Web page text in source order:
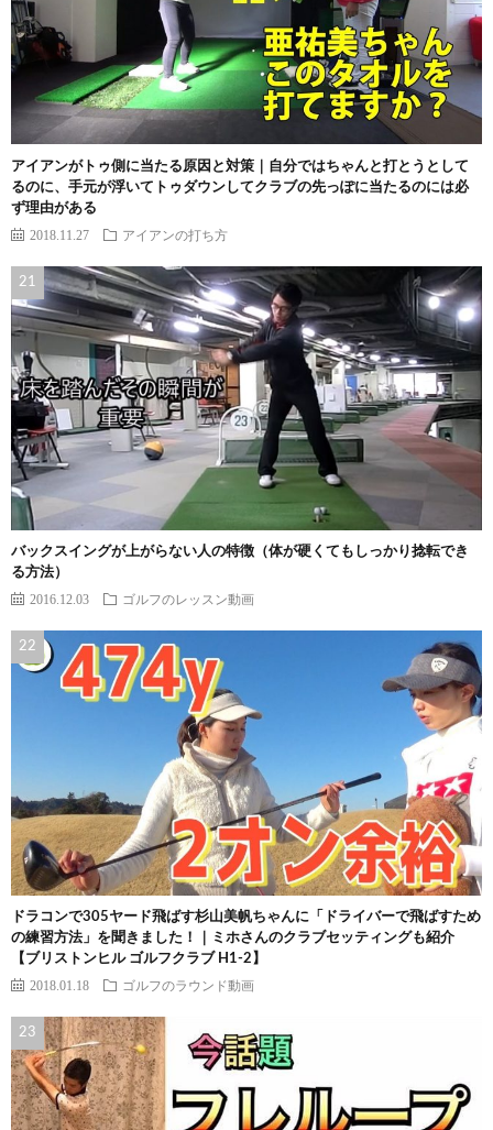
アイアンがトゥ側に当たる原因と対策｜自分ではちゃんと打とうとして
るのに、手元が浮いてトゥダウンしてクラブの先っぽに当たるのには必
ず理由がある
2018.11.27 アイアンの打ち方
バックスイングが上がらない人の特徴（体が硬くてもしっかり捻転でき
る方法）
2016.12.03 ゴルフのレッスン動画
ドラコンで305ヤード飛ばす杉山美帆ちゃんに「ドライバーで飛ばすため
の練習方法」を聞きました！｜ミホさんのクラブセッティングも紹介
【ブリストンヒル ゴルフクラブ H1-2】
2018.01.18 ゴルフのラウンド動画